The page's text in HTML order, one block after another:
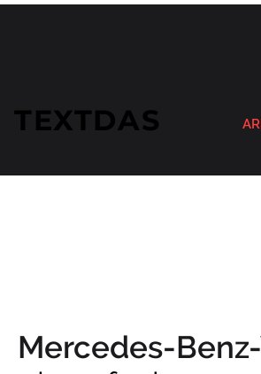
TEXTDAS
Mercedes-